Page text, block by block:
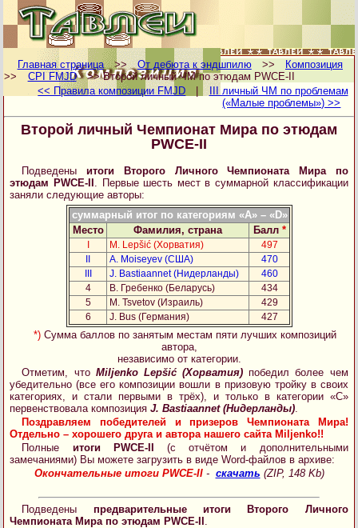
Главная страница >> От дебюта к эндшпилю >>
Композиция
>>
CPI FMJD
>> Второй личный ЧМ по этюдам PWCE-II
<< Правила композиции FMJD
III личный ЧМ по проблемам
(«Малые проблемы») >>
Второй личный Чемпионат Мира по этюдам
PWCE-II
Подведеныитоги Второго Личного Чемпионата Мира по
этюдам PWCE-II . Первые шесть мест в суммарной классификации
заняли следующие авторы:
суммарный итог по категориям «A» – «D»
Место
Фамилия, страна Балл *
M. Lepšić (Хорватия)
497
А. Мoiseyev (США)
470
J. Bastiaannet (Нидерланды)
460
4
В. Гребенко (Беларусь)
434
5
M. Tsvetov (Израиль)
429
6
J. Bus (Германия) 427
*) Сумма баллов по занятым местам пяти лучших композиций
автора,
независимо от категории.
Отметим, что Miljenko Lepšić (Хорватия) победил более чем
убедительно (все его композиции вошли в призовую тройку в своих
категориях, и стали первыми в трёх), и только в категории «C»
первенствовала композицияJ. Bastiaannet (Нидерланды).
Поздравляем победителей и призеров Чемпионата Мира!
Отдельно – хорошего друга и автора нашего сайта Miljenko!!
Полные итоги PWCE-II
(с отчётом и дополнительными
замечаниями) Вы можете загрузить в виде Word-файлов в архиве:
Окончательные итоги PWCE-II- скачать (ZIP, 148 Kb)
Подведены предварительные итоги Второго Личного
Чемпионата Мира по этюдам PWCE-II .